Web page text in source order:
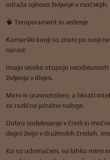
odraža njihovo življenje v močvirjih.
🧠 Temperament in vedenje
Kamarški konji so znani po svoji
naravi:
Imajo visoko stopnjo
življenja v divjini.
Mirni in uravnoteženi, a hkrati
za različne jahalne naloge.
Dobro sodelovanje v čredi in
divjini živijo v družinskih čredah,
Ko so udomačeni, so lahko mirni